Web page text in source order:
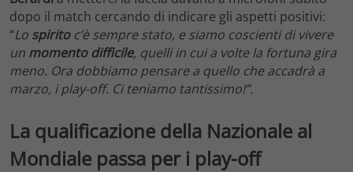
dopo il match cercando di indicare gli aspetti positivi:
“Lo spiritoc’è sempre stato, e siamo coscienti di vivere
un momento difficile, quelli in cui a volte la fortuna gira
meno. Ora dobbiamo pensare a quello che accadrà a
marzo, i play-off. Ci teniamo tantissimo!”.
La qualificazione della Nazionale al
Mondiale passa per i play-off